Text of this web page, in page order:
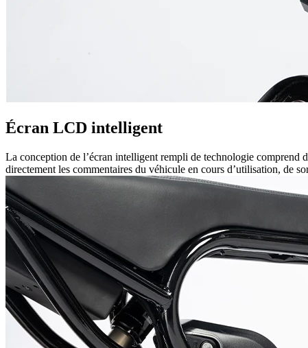
Écran LCD intelligent
La conception de l’écran intelligent rempli de technologie comprend
directement les commentaires du véhicule en cours d’utilisation, de